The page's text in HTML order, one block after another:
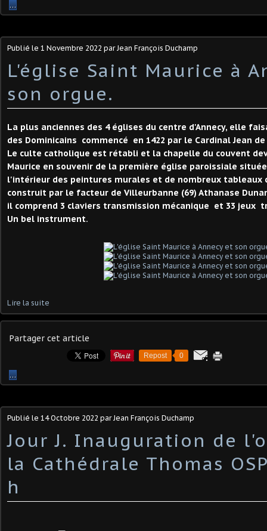
…
Publié le 1 Novembre 2022 par Jean François Duchamp
L'église Saint Maurice à
son orgue.
La plus anciennes des 4 églises du centre d'Annecy, elle
des Dominicains commencé en 1422 par le Cardinal Jean de
Le culte catholique est rétabli et la chapelle du couvent
Maurice en souvenir de la première église paroissiale
l'intérieur des peintures murales et de nombreux tableaux
construit par le facteur de Villeurbanne (69) Athanase
il comprend 3 claviers transmission mécanique et 33 jeux
Un bel instrument.
Lire la suite
Partager cet article
Repost 0
…
Publié le 14 Octobre 2022 par Jean François Duchamp
Jour J. Inauguration de
la Cathédrale Thomas
h